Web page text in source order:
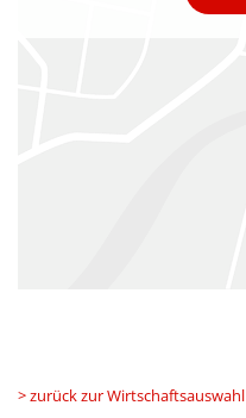
> zurück zur Wirtschaftsauswahl